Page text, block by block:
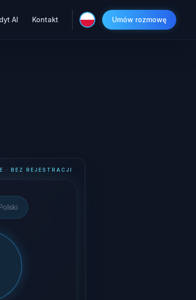
AI Kontakt Umów rozmowę
· BEZ REJESTRACJI